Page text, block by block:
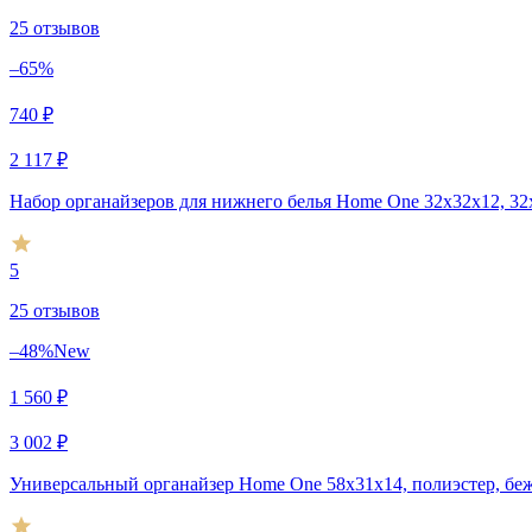
25 отзывов
–65%
740 ₽
2 117 ₽
Набор органайзеров для нижнего белья Home One 32х32х12,
5
25 отзывов
–48%New
1 560 ₽
3 002 ₽
Универсальный органайзер Home One 58х31х14, полиэстер,